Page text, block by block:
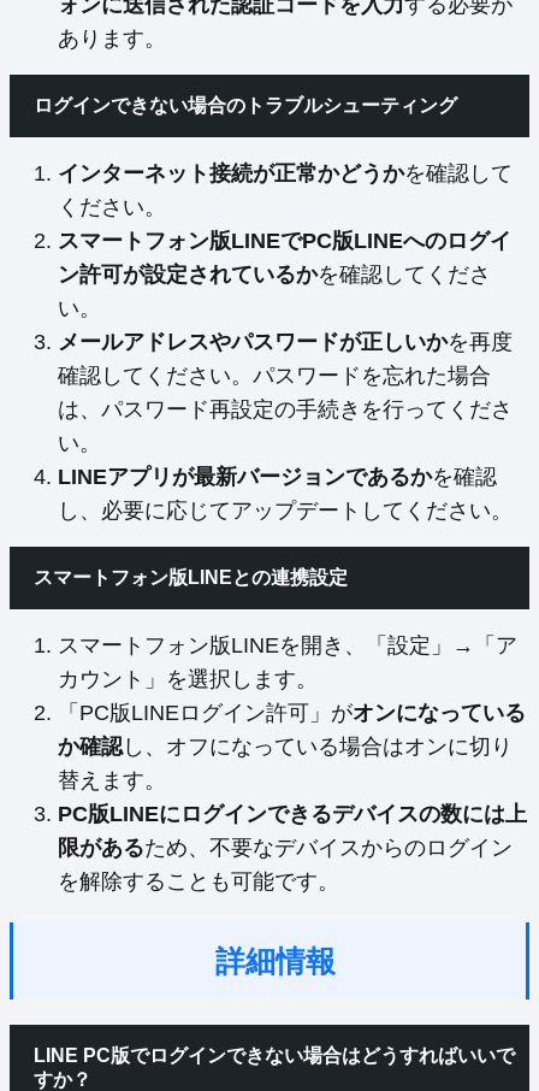
あります。
ログインできない場合のトラブルシューティング
インターネット接続が正常かどうかを確認して
ください。
スマートフォン版LINEでPC版LINEへのログイ
ン許可が設定されているかを確認してくださ
い。
メールアドレスやパスワードが正しいかを再度
確認してください。パスワードを忘れた場合
は、パスワード再設定の手続きを行ってくださ
い。
LINEアプリが最新バージョンであるかを確認
し、必要に応じてアップデートしてください。
スマートフォン版LINEとの連携設定
スマートフォン版LINEを開き、「設定」→「ア
カウント」を選択します。
「PC版LINEログイン許可」がオンになっている
か確認し、オフになっている場合はオンに切り
替えます。
PC版LINEにログインできるデバイスの数には上
限があるため、不要なデバイスからのログイン
を解除することも可能です。
詳細情報
LINE PC版でログインできない場合はどうすればいいで
すか？